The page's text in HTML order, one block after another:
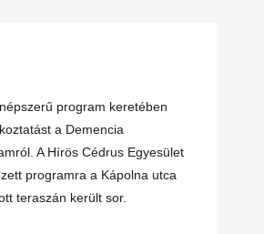
program keretében
a Demencia
A Hírös Cédrus Egyesület
programra a Kápolna utca
teraszán került sor.